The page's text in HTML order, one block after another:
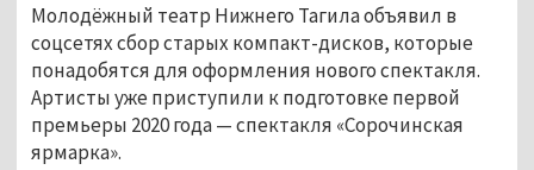
Молодёжный театр Нижнего Тагила объявил в
соцсетях сбор старых компакт-дисков, которые
понадобятся для оформления нового спектакля.
Артисты уже приступили к подготовке первой
премьеры 2020 года — спектакля «Сорочинская
ярмарка».